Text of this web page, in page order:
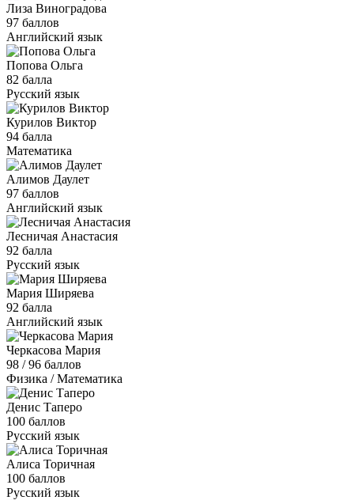
Лиза Виноградова
97 баллов
Английский язык
Попова Ольга
82 балла
Русский язык
Курилов Виктор
94 балла
Математика
Алимов Даулет
97 баллов
Английский язык
Лесничая Анастасия
92 балла
Русский язык
Мария Ширяева
92 балла
Английский язык
Черкасова Мария
98 / 96 баллов
Физика / Математика
Денис Таперо
100 баллов
Русский язык
Алиса Торичная
100 баллов
Русский язык